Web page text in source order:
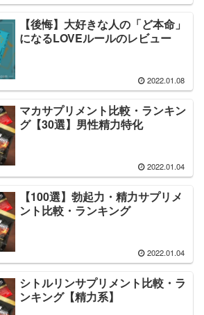
【後悔】大好きな人の「ど本命」
になるLOVEルールのレビュー
2022.01.08
マカサプリメント比較・ランキン
グ【30選】男性精力特化
2022.01.04
【100選】勃起力・精力サプリメ
ント比較・ランキング
2022.01.04
シトルリンサプリメント比較・ラ
ンキング【精力系】